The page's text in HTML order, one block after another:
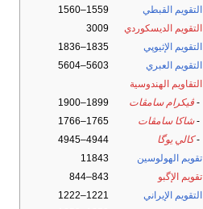
التقويم القبطي
1559–1560
التقويم الديسكوردي
3009
التقويم الإثيوپي
1835–1836
التقويم العبري
5603–5604
التقاويم الهندوسية
- ڤيكرام سامڤات
1899–1900
-شاكا سامڤات
1765–1766
-كالي يوگا
4944–4945
تقويم الهولوسين
11843
تقويم الإگبو
843–844
التقويم الإيراني
1221–1222